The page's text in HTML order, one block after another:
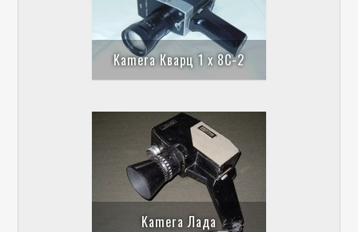
Kamera Кварц 1 x 8C-2
Kamera Лада